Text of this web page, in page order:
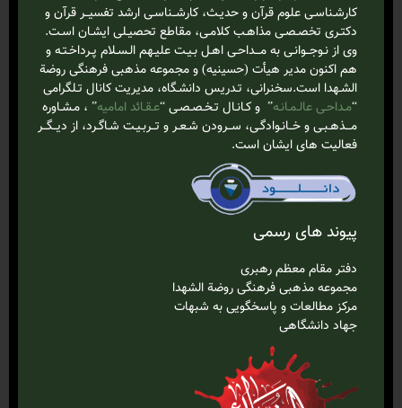
کارشـناسـی علوم قرآن و حدیـث، کارشــناسـی ارشد تفسیــر قرآن و
دکتـری تخصـصـی مذاهـب کلامـی، مقاطع تحصیـلی ایشـان اسـت.
وی از نـوجــوانـی به مـــداحـی اهـل بـیـت علیـهم الـسـلام‌ پـرداخـتـه و
هم اکنون مدیر هیأت (حسینیه) و مجموعه مذهبی فرهنگی روضة
الشـهدا است.سخنرانی، تـدریس دانشـگاه، مدیریت کانال تـلگرامی
“مـداحـی عالـمـانـه” و کـانـال تـخـصـصـی “عـقـائد امامیه” ، مـشـاوره
مـــذهـبـی و خــانـوادگـی، ســرودن شـعـر و تــربـیـت شـاگـرد، از دیــگــر
فعالیت های ایشان است.
پیوند های رسمی
دفتر مقام معظم رهبری
مجموعه مذهبی فرهنگی روضة الشهدا
مرکز مطالعات و پاسخگویی به شبهات
جهاد دانشگاهی